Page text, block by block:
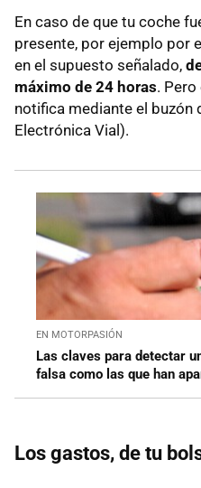
En caso de que tu coche
presente, por ejemplo por
en el supuesto señalado,
máximo de 24 horas.
notifica mediante el buzón
Electrónica Vial).
EN MOTORPASIÓN
Las claves para detectar
falsa como las que han
Los gastos, de tu